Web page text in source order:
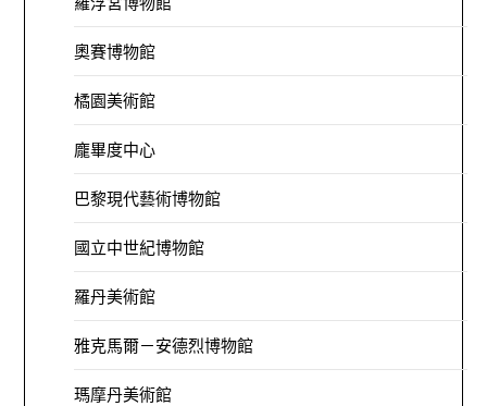
奧賽博物館
橘園美術館
龐畢度中心
巴黎現代藝術博物館
國立中世紀博物館
羅丹美術館
雅克馬爾－安德烈博物館
瑪摩丹美術館